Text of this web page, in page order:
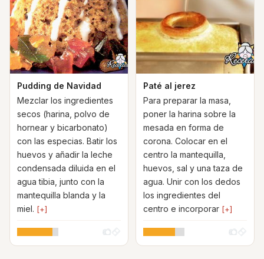
Pudding de Navidad
Mezclar los ingredientes
secos (harina, polvo de
hornear y bicarbonato)
con las especias. Batir los
huevos y añadir la leche
condensada diluida en el
agua tibia, junto con la
mantequilla blanda y la
miel. [+]
Paté al jerez
Para preparar la masa,
poner la harina sobre la
mesada en forma de
corona. Colocar en el
centro la mantequilla,
huevos, sal y una taza de
agua. Unir con los dedos
los ingredientes del
centro e incorporar [+]